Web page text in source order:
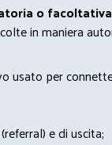
o
in maniera
usato per
e di uscita;